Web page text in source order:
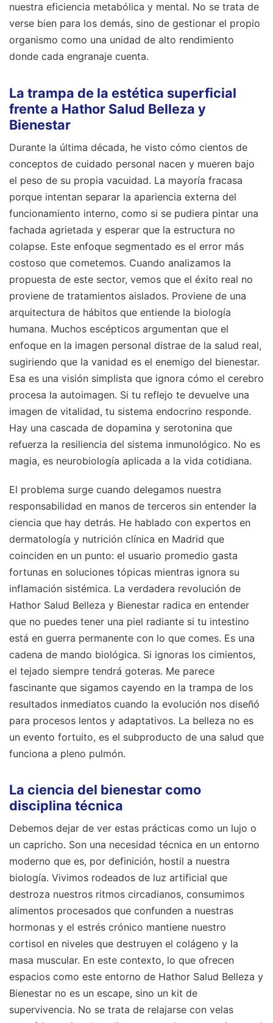
nuestra eficiencia metabólica y mental. No se trata de
verse bien para los demás, sino de gestionar el propio
organismo como una unidad de alto rendimiento
donde cada engranaje cuenta.
La trampa de la estética superficial
frente a Hathor Salud Belleza y
Bienestar
Durante la última década, he visto cómo cientos de
conceptos de cuidado personal nacen y mueren bajo
el peso de su propia vacuidad. La mayoría fracasa
porque intentan separar la apariencia externa del
funcionamiento interno, como si se pudiera pintar una
fachada agrietada y esperar que la estructura no
colapse. Este enfoque segmentado es el error más
costoso que cometemos. Cuando analizamos la
propuesta de este sector, vemos que el éxito real no
proviene de tratamientos aislados. Proviene de una
arquitectura de hábitos que entiende la biología
humana. Muchos escépticos argumentan que el
enfoque en la imagen personal distrae de la salud real,
sugiriendo que la vanidad es el enemigo del bienestar.
Esa es una visión simplista que ignora cómo el cerebro
procesa la autoimagen. Si tu reflejo te devuelve una
imagen de vitalidad, tu sistema endocrino responde.
Hay una cascada de dopamina y serotonina que
refuerza la resiliencia del sistema inmunológico. No es
magia, es neurobiología aplicada a la vida cotidiana.
El problema surge cuando delegamos nuestra
responsabilidad en manos de terceros sin entender la
ciencia que hay detrás. He hablado con expertos en
dermatología y nutrición clínica en Madrid que
coinciden en un punto: el usuario promedio gasta
fortunas en soluciones tópicas mientras ignora su
inflamación sistémica. La verdadera revolución de
Hathor Salud Belleza y Bienestar radica en entender
que no puedes tener una piel radiante si tu intestino
está en guerra permanente con lo que comes. Es una
cadena de mando biológica. Si ignoras los cimientos,
el tejado siempre tendrá goteras. Me parece
fascinante que sigamos cayendo en la trampa de los
resultados inmediatos cuando la evolución nos diseñó
para procesos lentos y adaptativos. La belleza no es
un evento fortuito, es el subproducto de una salud que
funciona a pleno pulmón.
La ciencia del bienestar como
disciplina técnica
Debemos dejar de ver estas prácticas como un lujo o
un capricho. Son una necesidad técnica en un entorno
moderno que es, por definición, hostil a nuestra
biología. Vivimos rodeados de luz artificial que
destroza nuestros ritmos circadianos, consumimos
alimentos procesados que confunden a nuestras
hormonas y el estrés crónico mantiene nuestro
cortisol en niveles que destruyen el colágeno y la
masa muscular. En este contexto, lo que ofrecen
espacios como este entorno de Hathor Salud Belleza y
Bienestar no es un escape, sino un kit de
supervivencia. No se trata de relajarse con velas